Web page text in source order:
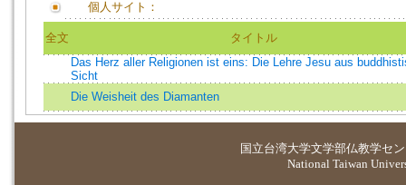
個人サイト：
全文
タイトル
Das Herz aller Religionen ist eins: Die Lehre Jesu aus
Sicht
Die Weisheit des Diamanten
国立台湾大学文学部仏教学セ
National Taiwan